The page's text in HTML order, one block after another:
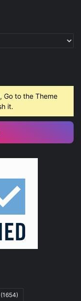
Go to the Theme
it.
(1654)